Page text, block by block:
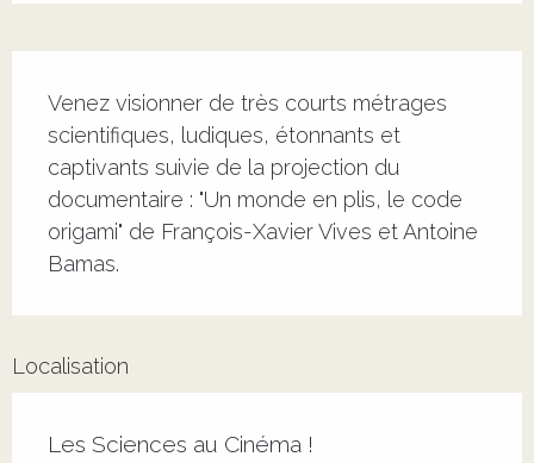
Venez visionner de très courts métrages
scientifiques, ludiques, étonnants et
captivants suivie de la projection du
documentaire : "Un monde en plis, le code
origami" de François-Xavier Vives et Antoine
Bamas.
Localisation
Les Sciences au Cinéma !